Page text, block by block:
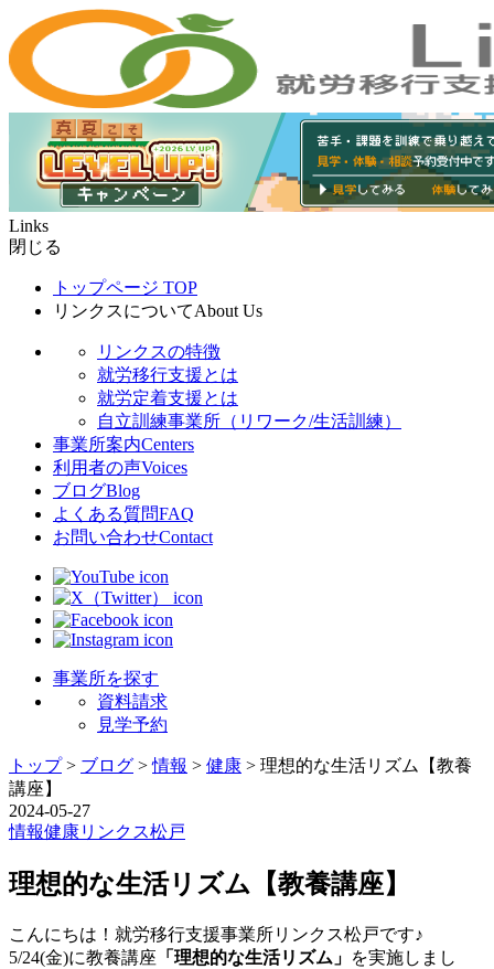
Links
閉じる
トップページ TOP
リンクスについてAbout Us
リンクスの特徴
就労移行支援とは
就労定着支援とは
自立訓練事業所（リワーク/生活訓練）
事業所案内Centers
利用者の声Voices
ブログBlog
よくある質問FAQ
お問い合わせContact
事業所を探す
資料請求
見学予約
トップ> ブログ >情報 > 健康 > 理想的な生活リズム【教養
講座】
2024-05-27
情報健康リンクス松戸
理想的な生活リズム【教養講座】
こんにちは！就労移行支援事業所リンクス松戸です♪
5/24(金)に教養講座 「理想的な生活リズム」 を実施しまし